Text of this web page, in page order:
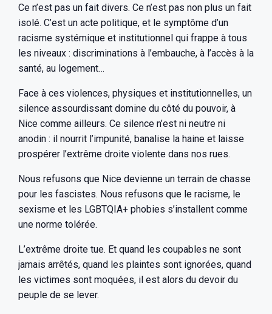
Ce n’est pas un fait divers. Ce n’est pas non plus un fait
isolé. C’est un acte politique, et le symptôme d’un
racisme systémique et institutionnel qui frappe à tous
les niveaux : discriminations à l’embauche, à l’accès à la
santé, au logement…
Face à ces violences, physiques et institutionnelles, un
silence assourdissant domine du côté du pouvoir, à
Nice comme ailleurs. Ce silence n’est ni neutre ni
anodin : il nourrit l’impunité, banalise la haine et laisse
prospérer l’extrême droite violente dans nos rues.
Nous refusons que Nice devienne un terrain de chasse
pour les fascistes. Nous refusons que le racisme, le
sexisme et les LGBTQIA+ phobies s’installent comme
une norme tolérée.
L’extrême droite tue. Et quand les coupables ne sont
jamais arrêtés, quand les plaintes sont ignorées, quand
les victimes sont moquées, il est alors du devoir du
peuple de se lever.